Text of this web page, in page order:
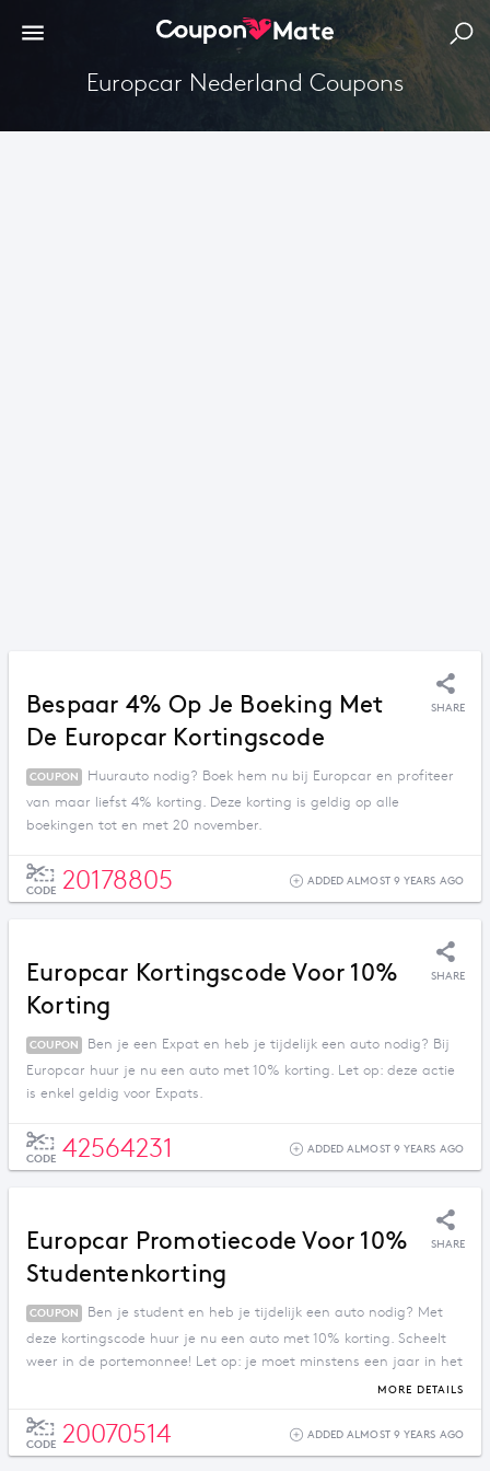
Europcar Nederland Coupons
Bespaar 4% Op Je Boeking Met
De Europcar Kortingscode
SHARE
COUPON
Huurauto nodig? Boek hem nu bij Europcar en profiteer
van maar liefst 4% korting. Deze korting is geldig op alle
boekingen tot en met 20 november.
CODE 20178805 ADDED ALMOST 9 YEARS AGO
Europcar Kortingscode Voor 10%
Korting
SHARE
COUPON
Ben je een Expat en heb je tijdelijk een auto nodig? Bij
Europcar huur je nu een auto met 10% korting. Let op: deze actie
is enkel geldig voor Expats.
CODE 42564231 ADDED ALMOST 9 YEARS AGO
Europcar Promotiecode Voor 10%
Studentenkorting
SHARE
COUPON
Ben je student en heb je tijdelijk een auto nodig? Met
deze kortingscode huur je nu een auto met 10% korting. Scheelt
weer in de portemonnee! Let op: je moet minstens een jaar in het
MORE DETAILS
CODE 20070514 ADDED ALMOST 9 YEARS AGO